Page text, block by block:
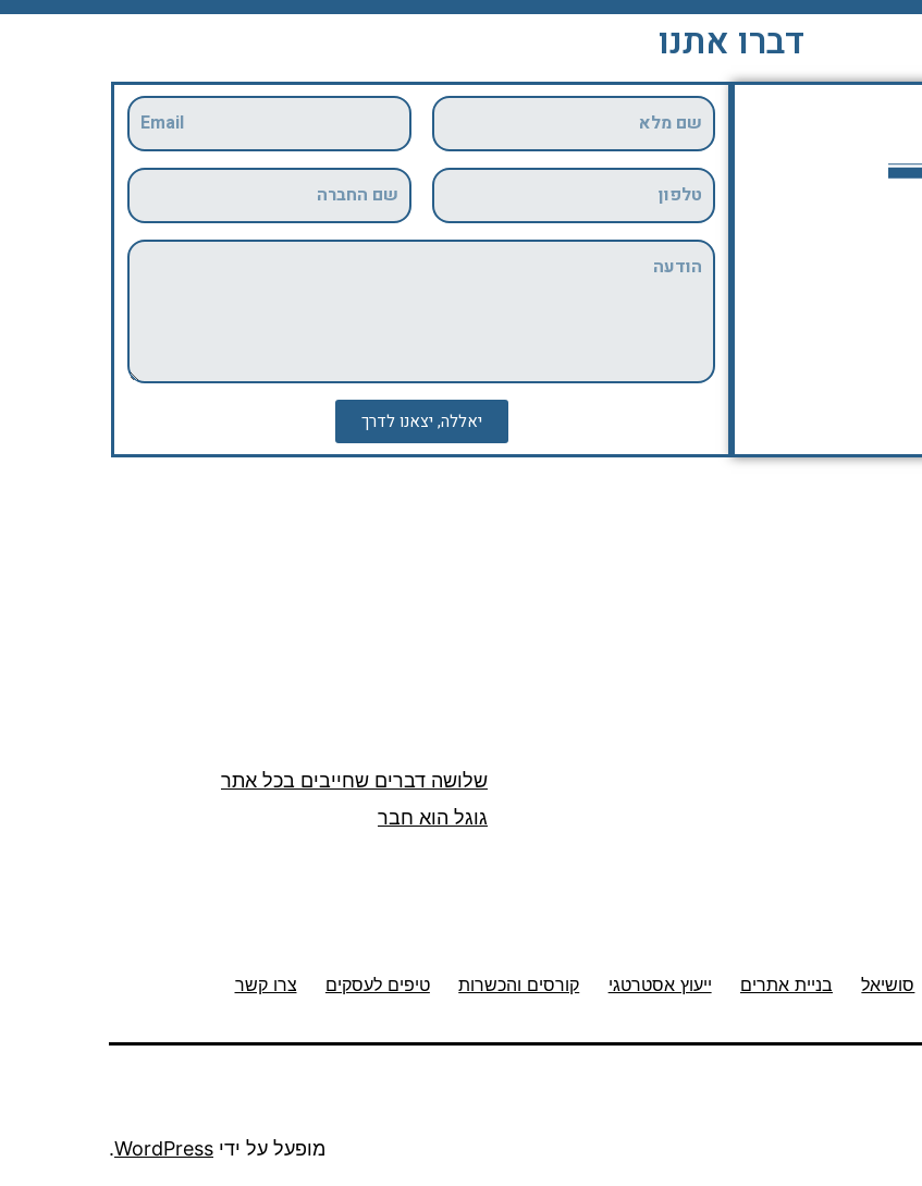
דברו אתנו
יאללה, יצאנו לדרך
שלושה דברים שחייבים בכל אתר
גוגל הוא חבר
סושיאל בניית אתרים ייעוץ אסטרטגי קורסים והכשרות טיפים לעסקים צרו קשר
מופעל על ידי WordPress
.